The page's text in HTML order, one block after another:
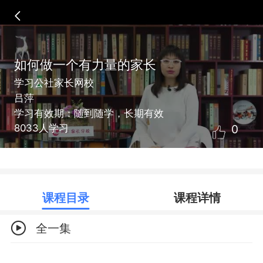
如何做一个有力量的家长
学习公社家长网校
吕萍
学习有效期：随到随学，长期有效
8033人学习
0
课程目录 课程详情
全一集